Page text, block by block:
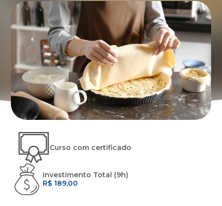
Curso com certificado
Investimento Total (9h)
R$ 189,00